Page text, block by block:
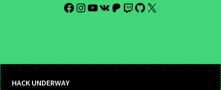
Facebook
Instagram
YouTube
VKPatreon
Twitch
GitHub
X
HACK UNDERWAY